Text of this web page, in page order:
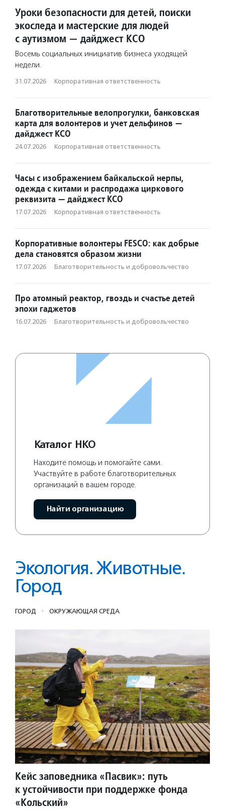
Уроки безопасности для детей, поиски
экоследа и мастерские для людей
с аутизмом — дайджест КСО
Восемь социальных инициатив бизнеса уходящей
недели.
31.07.2026 · Корпоративная ответственность
Благотворительные велопрогулки, банковская
карта для волонтеров и учет дельфинов —
дайджест КСО
24.07.2026 · Корпоративная ответственность
Часы с изображением байкальской нерпы,
одежда с китами и распродажа циркового
реквизита — дайджест КСО
17.07.2026 · Корпоративная ответственность
Корпоративные волонтеры FESCO: как добрые
дела становятся образом жизни
17.07.2026 · Благотвори­тель­ность и доброволь­чест­во
Про атомный реактор, гвоздь и счастье детей
эпохи гаджетов
16.07.2026 · Благотвори­тель­ность и доброволь­чест­во
Каталог НКО
Находите помощь и помогайте сами.
Участвуйте в работе благотворительных
организаций в вашем городе.
Найти организацию
Экология. Животные.
Город
ГОРОД · ОКРУЖАЮЩАЯ СРЕДА
Кейс заповедника «Пасвик»: путь
к устойчивости при поддержке фонда
«Кольский»